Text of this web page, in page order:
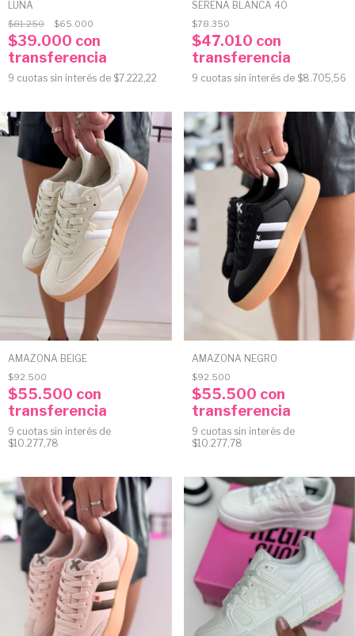
LUNA
$81.250 $65.000
$39.000 con
transferencia
9 cuotas sin interés de $7.222,22
SERENA BLANCA 40
$78.350
$47.010 con
transferencia
9 cuotas sin interés de $8.705,56
AMAZONA BEIGE
$92.500
$55.500 con
transferencia
9 cuotas sin interés de
$10.277,78
AMAZONA NEGRO
$92.500
$55.500 con
transferencia
9 cuotas sin interés de
$10.277,78